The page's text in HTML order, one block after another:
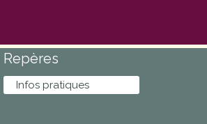
Repères
Infos pratiques